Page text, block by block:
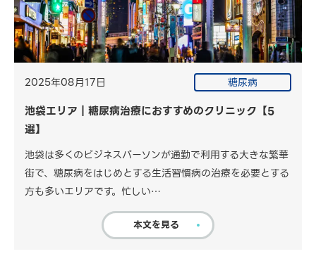
2025年08月17日 糖尿病
池袋エリア｜糖尿病治療におすすめのクリニック【5
選】
池袋は多くのビジネスパーソンが通勤で利用する大きな繁華
街で、糖尿病をはじめとする生活習慣病の治療を必要とする
方も多いエリアです。忙しい…
本文を見る